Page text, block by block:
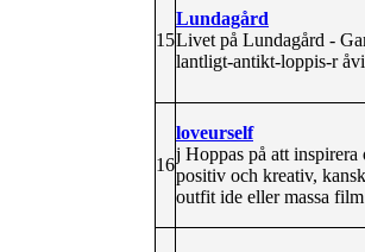
15
Lundagård
Livet på Lundagård -
lantligt-antikt-loppis-r
16
loveurself
j Hoppas på att
positiv och kreativ,
outfit ide eller massa